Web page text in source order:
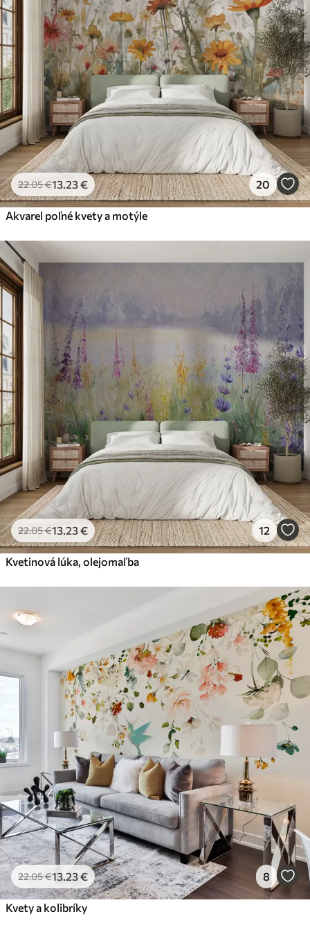
Premium
.6734.00€/m²
Prémiový vinyl
.00 39.00€/m²
Peel and Stick
81.6749.00 €/m²
22.05€13 .23€ 20
Akvarel poľné kvety a motýle
22.05€13 .23€ 12
Kvetinová lúka, olejomaľba
22.05€13.23€ 8
Kvety a kolibríky